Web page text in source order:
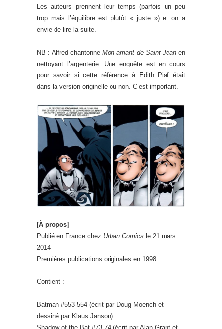
Les auteurs prennent leur temps (parfois un peu
trop mais l’équilibre est plutôt « juste ») et on a
envie de lire la suite.
NB : Alfred chantonne Mon amant de Saint-Jeanen
nettoyant l’argenterie. Une enquête est en cours
pour savoir si cette référence à Edith Piaf était
dans la version originelle ou non. C’est important.
[À propos]
Publié en France chez Urban Comics le 21 mars
2014
Premières publications originales en 1998.
Contient :
Batman #553-554 (écrit par Doug Moench et
dessiné par Klaus Janson)
Shadow of the Bat #73-74 (écrit par Alan Grant et